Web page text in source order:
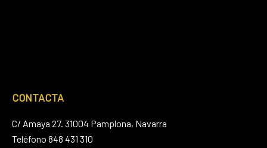
CONTACTA
C/ Amaya 27. 31004 Pamplona, Navarra
Teléfono 848 431 310